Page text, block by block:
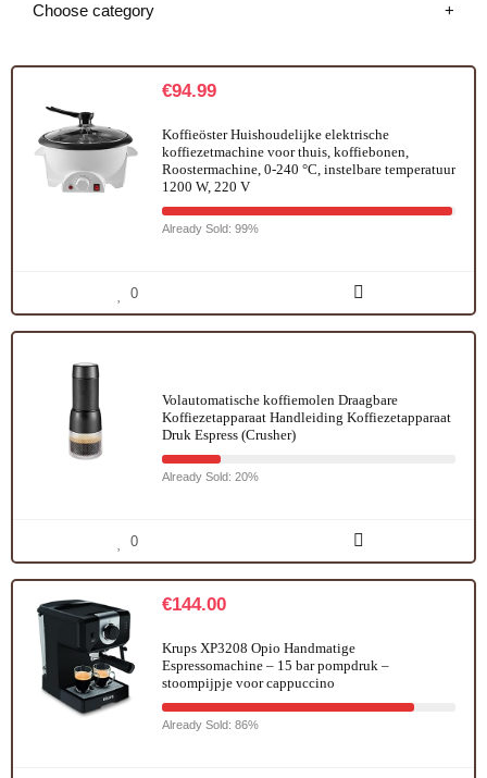
Choose category
€94.99
Koffieöster Huishoudelijke elektrische
koffiezetmachine voor thuis, koffiebonen,
Roostermachine, 0-240 °C, instelbare temperatuur
1200 W, 220 V
Already Sold: 99%
0
Volautomatische koffiemolen Draagbare
Koffiezetapparaat Handleiding Koffiezetapparaat
Druk Espress (Crusher)
Already Sold: 20%
0
€144.00
Krups XP3208 Opio Handmatige
Espressomachine – 15 bar pompdruk –
stoompijpje voor cappuccino
Already Sold: 86%